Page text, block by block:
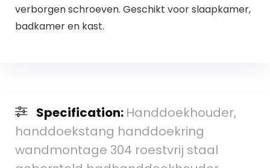
verborgen schroeven. Geschikt voor slaapkamer,
badkamer en kast.
Specification: Handdoekhouder,
handdoekstang handdoekring
wandmontage 304 roestvrij staal